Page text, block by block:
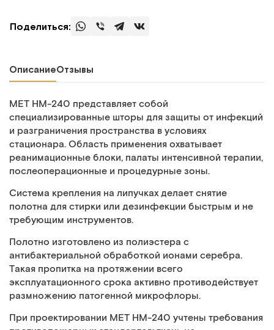
Поделиться:
ОписаниеОтзывы
MET HM-240 представляет собой
специализированные шторы для защиты от инфекций
и разграничения пространства в условиях
стационара. Область применения охватывает
реанимационные блоки, палаты интенсивной терапии,
послеоперационные и процедурные зоны.
Система крепления на липучках делает снятие
полотна для стирки или дезинфекции быстрым и не
требующим инструментов.
Полотно изготовлено из полиэстера с
антибактериальной обработкой ионами серебра.
Такая пропитка на протяжении всего
эксплуатационного срока активно противодействует
размножению патогенной микрофлоры.
При проектировании MET HM-240 учтены требования